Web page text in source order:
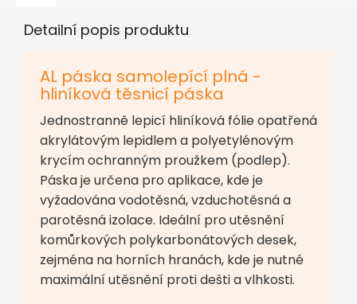
Detailní popis produktu
AL páska samolepící plná -
hliníková těsnicí páska
Jednostranně lepicí hliníková fólie opatřená
akrylátovým lepidlem a polyetylénovým
krycím ochranným proužkem (podlep).
Páska je určena pro aplikace, kde je
vyžadována vodotěsná, vzduchotěsná a
parotěsná izolace. Ideální pro utěsnění
komůrkových polykarbonátových desek,
zejména na horních hranách, kde je nutné
maximální utěsnění proti dešti a vlhkosti.